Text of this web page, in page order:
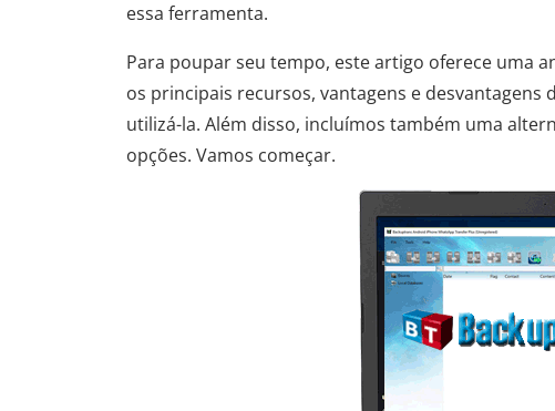
essa ferramenta.
Para poupar seu tempo, este artigo oferece uma
os principais recursos, vantagens e
utilizá-la. Além disso, incluímos também uma
opções. Vamos começar.